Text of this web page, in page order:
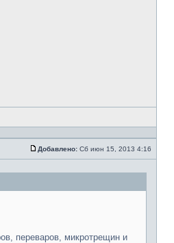
Добавлено: Сб июн 15, 2013 4:16
переваров, микротрещин и